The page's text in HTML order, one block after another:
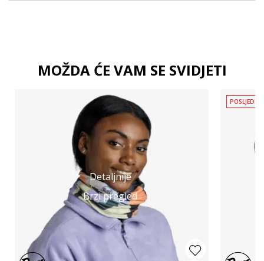
MOŽDA ĆE VAM SE SVIDJETI
Detaljnije
Brzi pregled